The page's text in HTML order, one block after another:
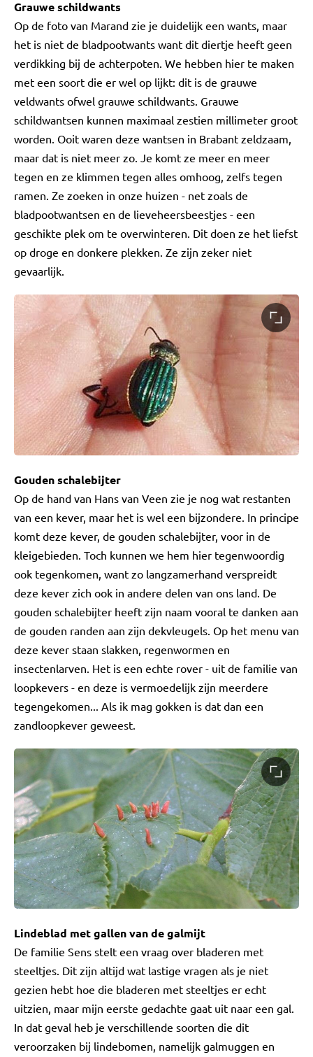
Grauwe schildwants
Op de foto van Marand zie je duidelijk een wants, maar
het is niet de bladpootwants want dit diertje heeft geen
verdikking bij de achterpoten. We hebben hier te maken
met een soort die er wel op lijkt: dit is de grauwe
veldwants ofwel grauwe schildwants. Grauwe
schildwantsen kunnen maximaal zestien millimeter groot
worden. Ooit waren deze wantsen in Brabant zeldzaam,
maar dat is niet meer zo. Je komt ze meer en meer
tegen en ze klimmen tegen alles omhoog, zelfs tegen
ramen. Ze zoeken in onze huizen - net zoals de
bladpootwantsen en de lieveheersbeestjes - een
geschikte plek om te overwinteren. Dit doen ze het liefst
op droge en donkere plekken. Ze zijn zeker niet
gevaarlijk.
Gouden schalebijter
Op de hand van Hans van Veen zie je nog wat restanten
van een kever, maar het is wel een bijzondere. In principe
komt deze kever, de gouden schalebijter, voor in de
kleigebieden. Toch kunnen we hem hier tegenwoordig
ook tegenkomen, want zo langzamerhand verspreidt
deze kever zich ook in andere delen van ons land. De
gouden schalebijter heeft zijn naam vooral te danken aan
de gouden randen aan zijn dekvleugels. Op het menu van
deze kever staan slakken, regenwormen en
insectenlarven. Het is een echte rover - uit de familie van
loopkevers - en deze is vermoedelijk zijn meerdere
tegengekomen... Als ik mag gokken is dat dan een
zandloopkever geweest.
Lindeblad met gallen van de galmijt
De familie Sens stelt een vraag over bladeren met
steeltjes. Dit zijn altijd wat lastige vragen als je niet
gezien hebt hoe die bladeren met steeltjes er echt
uitzien, maar mijn eerste gedachte gaat uit naar een gal.
In dat geval heb je verschillende soorten die dit
veroorzaken bij lindebomen, namelijk galmuggen en